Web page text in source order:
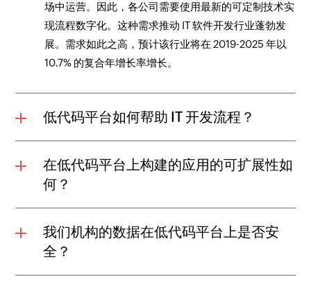
场中运营。因此，各公司需要使用最新的可定制技术实
现流程数字化。这种需求推动 IT 软件开发行业蓬勃发
展。需求如此之高，预计该行业将在 2019-2025 年以
10.7% 的复合年增长率增长。
低代码平台如何帮助 IT 开发流程？
在低代码平台上构建的应用的可扩展性如
何？
我们机构的数据在低代码平台上是否安
全？